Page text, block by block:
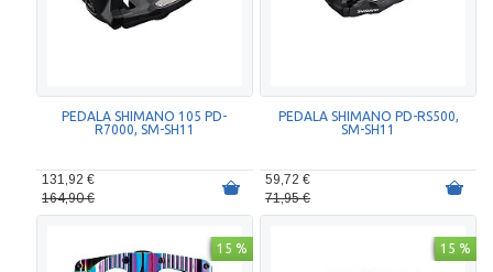
PEDALA SHIMANO 105 PD-
R7000, SM-SH11
131,92 €
164,90 €
PEDALA SHIMANO PD-RS500,
SM-SH11
59,72 €
71,95 €
15 % 15 %